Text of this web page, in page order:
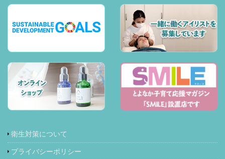
衛生対策について
プライバシーポリシー